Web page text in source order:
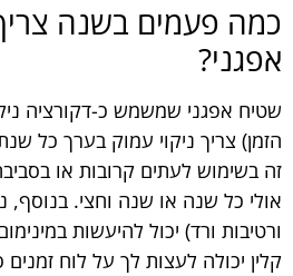
כמה פעמים בשנה
אפגני?
שטיח אפגני שמשמש כ-דקורציה
הזמן) צריך ניקוי עמוק בערך כל
זה בשימוש לעתים קרובות או
אולי כל שנה או שנה וחצי. בנוסף,
ורטיבות ורד) יכול להיעשות
קלין יכולה לעצות לך על לוח